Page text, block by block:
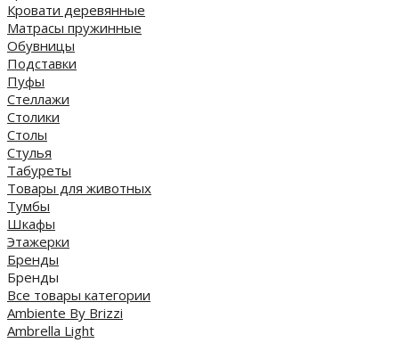
Кровати деревянные
Матрасы пружинные
Обувницы
Подставки
Пуфы
Стеллажи
Столики
Столы
Стулья
Табуреты
Товары для животных
Тумбы
Шкафы
Этажерки
Бренды
Бренды
Все товары категории
Ambiente By Brizzi
Ambrella Light